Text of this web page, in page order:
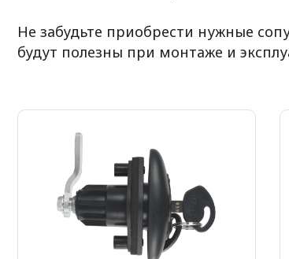
Не забудьте приобрести нужные
будут полезны при монтаже и